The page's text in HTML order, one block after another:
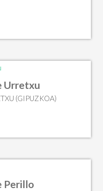
Urretxu
(GIPUZKOA)
Perillo